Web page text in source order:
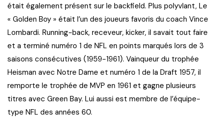
était également présent sur le backfield. Plus polyvlant, Le
« Golden Boy » était l’un des joueurs favoris du coach Vince
Lombardi. Running-back, receveur, kicker, il savait tout faire
et a terminé numéro 1 de NFL en points marqués lors de 3
saisons consécutives (1959-1961). Vainqueur du trophée
Heisman avec Notre Dame et numéro 1 de la Draft 1957, il
remporte le trophée de MVP en 1961 et gagne plusieurs
titres avec Green Bay. Lui aussi est membre de l’équipe-
type NFL des années 60.